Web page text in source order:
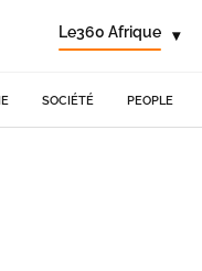
Le360 Afrique ▾
SOCIÉTÉ PEOPLE